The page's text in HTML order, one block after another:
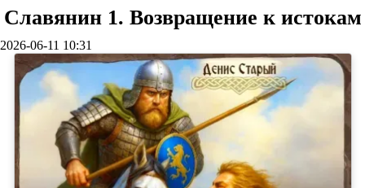
Славянин 1. Возвращение к истокам
2026-06-11 10:31